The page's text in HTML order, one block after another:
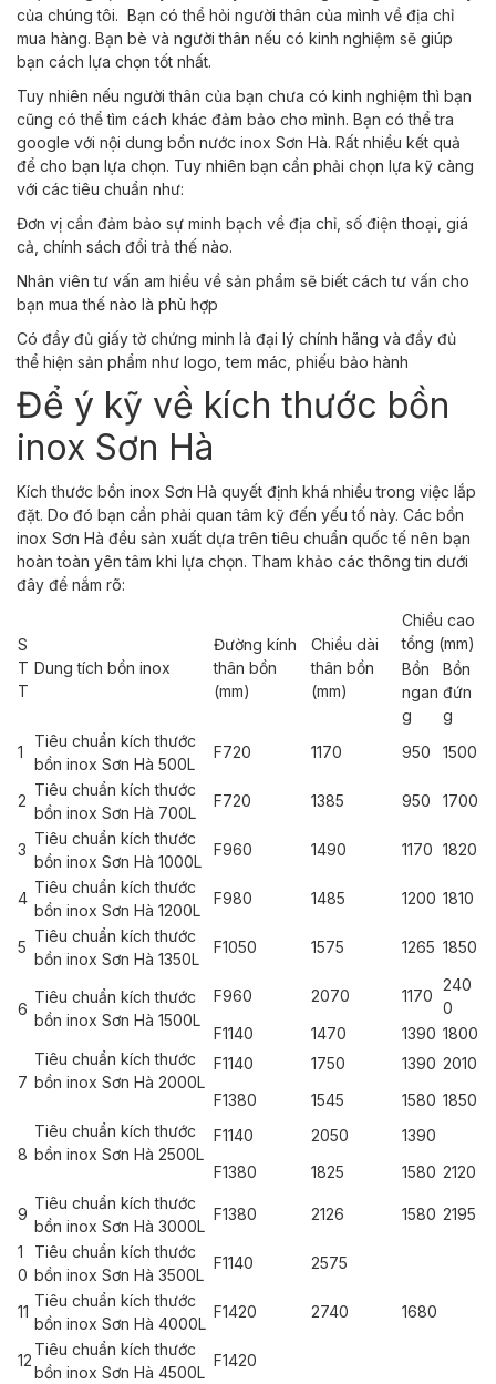
của chúng tôi. Bạn có thể hỏi người thân của mình về địa chỉ
mua hàng. Bạn bè và người thân nếu có kinh nghiệm sẽ giúp
bạn cách lựa chọn tốt nhất.
Tuy nhiên nếu người thân của bạn chưa có kinh nghiệm thì bạn
cũng có thể tìm cách khác đảm bảo cho mình. Bạn có thể tra
google với nội dung bồn nước inox Sơn Hà. Rất nhiều kết quả
để cho bạn lựa chọn. Tuy nhiên bạn cần phải chọn lựa kỹ càng
với các tiêu chuẩn như:
Đơn vị cần đảm bảo sự minh bạch về địa chỉ, số điện thoại, giá
cả, chính sách đổi trả thế nào.
Nhân viên tư vấn am hiểu về sản phẩm sẽ biết cách tư vấn cho
bạn mua thế nào là phù hợp
Có đầy đủ giấy tờ chứng minh là đại lý chính hãng và đầy đủ
thể hiện sản phẩm như logo, tem mác, phiếu bảo hành
Để ý kỹ về kích thước bồn
inox Sơn Hà
Kích thước bồn inox Sơn Hà quyết định khá nhiều trong việc lắp
đặt. Do đó bạn cần phải quan tâm kỹ đến yếu tố này. Các bồn
inox Sơn Hà đều sản xuất dựa trên tiêu chuẩn quốc tế nên bạn
hoàn toàn yên tâm khi lựa chọn. Tham khảo các thông tin dưới
đây để nắm rõ:
S
T
T
Dung tích bồn inox
Đường kính
thân bồn
(mm)
Chiều dài
thân bồn
(mm)
Chiều cao
tổng (mm)
Bồn
ngan
g
Bồn
đứn
g
1
Tiêu chuẩn kích thước
bồn inox Sơn Hà 500L
F720 1170 950 1500
2
Tiêu chuẩn kích thước
bồn inox Sơn Hà 700L
F720 1385 950 1700
3
Tiêu chuẩn kích thước
bồn inox Sơn Hà 1000L
F960 1490 1170 1820
4
Tiêu chuẩn kích thước
bồn inox Sơn Hà 1200L
F980 1485 1200 1810
5
Tiêu chuẩn kích thước
bồn inox Sơn Hà 1350L
F1050 1575 1265 1850
6
Tiêu chuẩn kích thước
bồn inox Sơn Hà 1500L
F960 2070 1170
240
0
F1140
1470 1390 1800
7
Tiêu chuẩn kích thước
bồn inox Sơn Hà 2000L
F1140 1750 1390 2010
F1380
1545 1580 1850
8
Tiêu chuẩn kích thước
bồn inox Sơn Hà 2500L
F1140 2050
1390
F1380
1825 1580 2120
9
Tiêu chuẩn kích thước
bồn inox Sơn Hà 3000L
F1380 2126 1580 2195
1
0
Tiêu chuẩn kích thước
bồn inox Sơn Hà 3500L
F1140 2575
11
Tiêu chuẩn kích thước
bồn inox Sơn Hà 4000L
F1420 2740 1680
12
Tiêu chuẩn kích thước
bồn inox Sơn Hà 4500L
F1420